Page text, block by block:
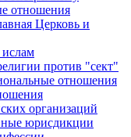
отношения
Церковь и
против "сект"
отношения
организаций
юрисдикции